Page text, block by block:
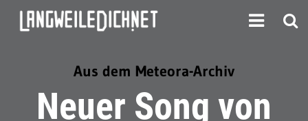
Aus dem Meteora-Archiv
Neuer Song von